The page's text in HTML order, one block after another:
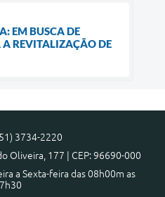
EM BUSCA DE
REVITALIZAÇÃO DE
3734-2220
Oliveira, 177 | CEP: 96690-000
a Sexta-feira das 08h00m as